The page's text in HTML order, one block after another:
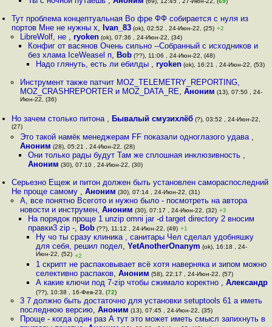
Тут проблема концептуальная Во фре ФФ собирается с нуля из
портов Мне не нужны x, Ivan_83 (ok), 02:52 , 24-Июн-22, (25) +2
LibreWolf, не , ryoken(ok), 07:36 , 24-Июн-22, (34)
Конфиг от васянов Очень сильно --Собранный с исходников и
без хлама IceWeasel п, Bob(??), 11:06 , 24-Июн-22, (48)
Надо глянуть, есть ли ебилды ,ryoken (ok), 16:21 , 24-Июн-22, (53)
Инструмент также патчит MOZ_TELEMETRY_REPORTING,
MOZ_CRASHREPORTER и MOZ_DATA_RE, Аноним (13), 07:50 , 24-
Июн-22, (36)
Но зачем столько питона , Бывалый смузихлёб (?), 03:52 , 24-Июн-22,
(27)
Это такой намёк менеджерам FF показали одноглазого удава ,
Аноним (28), 05:21 , 24-Июн-22, (28)
Они только рады будут Там же сплошная инклюзивность ,
Аноним (30), 07:10 , 24-Июн-22, (30)
Серьезно Ещеж и питон должен быть установлен самораспоследний
Не проще самому ,Аноним (30), 07:14 , 24-Июн-22, (31)
А, все понятно Всегото и нужно было - посмотреть на автора
новости и инструмен, Аноним (30), 07:17 , 24-Июн-22, (32) +3
На порядок проще 1 unzip omni jar -d target directory 2 вносим
правки3 zip -, Bob(??), 11:12 , 24-Июн-22, (49) +1
Ну чо ты сразу клиника , санитары Чел сделал удобняшку
для себя, решил подел,YetAnotherOnanym (ok), 16:18 , 24-
Июн-22, (52) +2
1 скрипт не распаковывает всё хотя наверняка и зипом можно
селективно распаков,Аноним (58), 22:17 , 24-Июн-22, (57)
А какие ключи под 7-zip чтобы сжимало коректно ,Александр
(??), 10:38 , 16-Фев-23, (72)
3 7 должно быть достаточно для установки setuptools 61 а иметь
последнюю версию, Аноним (13), 07:45 , 24-Июн-22, (35)
Проще - когда один раз А тут это может иметь смысл запихнуть в